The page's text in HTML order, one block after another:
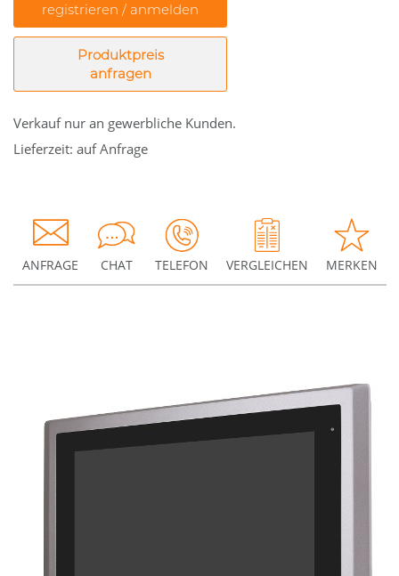
registrieren / anmelden
Produktpreis
anfragen
Verkauf nur an gewerbliche Kunden.
Lieferzeit: auf Anfrage
ANFRAGE CHAT TELEFON VERGLEICHEN MERKEN